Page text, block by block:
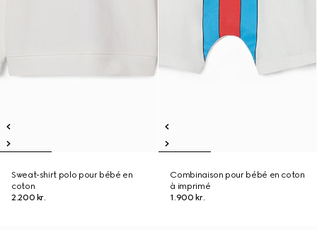
Sweat-shirt polo pour bébé en
coton
2.200 kr.
Combinaison pour bébé en coton
à imprimé
1.900 kr.